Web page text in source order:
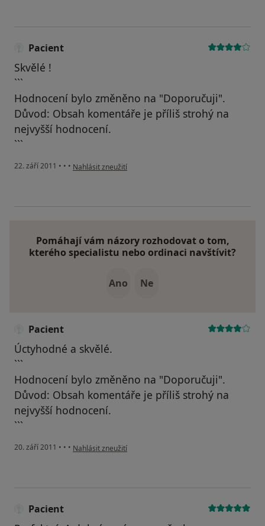
Pacient
Skvělé !
```
Hodnocení bylo změněno na "Doporučuji".
Důvod: Obsah komentáře je příliš strohý na
nejvyšší hodnocení.
```
22. září 2011 • • • podle názoru uživatele Pacient
Nahlásit zneužití
Pomáhají vám názory rozhodovat o tom,
kterého specialistu nebo ordinaci navštívit?
Ano Ne
Pacient
Úctyhodné a skvělé.
```
Hodnocení bylo změněno na "Doporučuji".
Důvod: Obsah komentáře je příliš strohý na
nejvyšší hodnocení.
```
20. září 2011 • • • podle názoru uživatele Pacient
Nahlásit zneužití
Pacient